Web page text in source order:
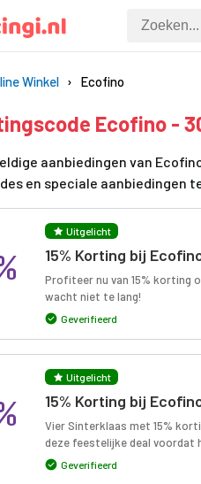
Winkel Ecofino
Ecofino -
aanbiedingen van
en speciale aanbiedingen
Uitgelicht
15% Korting bij
Profiteer nu van 15% korting
wacht niet te lang!
Geverifieerd
Uitgelicht
15% Korting bij
Vier Sinterklaas met 15%
deze feestelijke deal voordat
Geverifieerd